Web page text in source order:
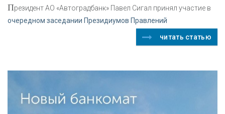
Президент АО «Автоградбанк» Павел Сигал принял участие в
очередном заседании Президиумов Правлений
читать статью